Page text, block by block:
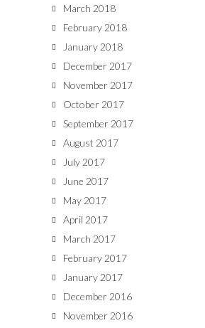
March 2018
February 2018
January 2018
December 2017
November 2017
October 2017
September 2017
August 2017
July 2017
June 2017
May 2017
April 2017
March 2017
February 2017
January 2017
December 2016
November 2016